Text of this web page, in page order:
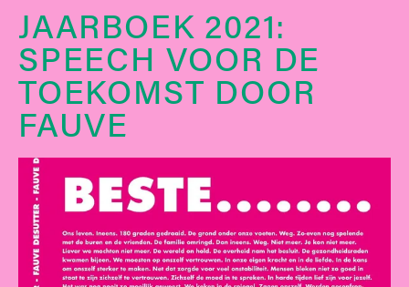
JAARBOEK 2021:
SPEECH VOOR DE
TOEKOMST DOOR
FAUVE